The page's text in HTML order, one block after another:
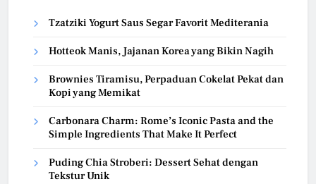
Tzatziki Yogurt Saus Segar Favorit Mediterania
Hotteok Manis, Jajanan Korea yang Bikin Nagih
Brownies Tiramisu, Perpaduan Cokelat Pekat dan
Kopi yang Memikat
Carbonara Charm: Rome’s Iconic Pasta and the
Simple Ingredients That Make It Perfect
Puding Chia Stroberi: Dessert Sehat dengan
Tekstur Unik